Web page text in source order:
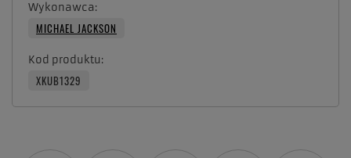
Wykonawca
MICHAEL JACKSON
Kod produktu
XKUB1329